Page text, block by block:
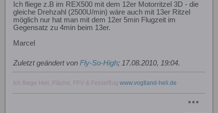
Ich fliege z.B im REX500 mit dem 12er Motorritzel 3D - die
gleiche Drehzahl (2500U/min) wäre auch mit 13er Ritzel
möglich nur hat man mit dem 12er 5min Flugzeit im
Gegensatz zu 4min beim 13er.
Marcel
Zuletzt geändert von Fly-So-High; 17.08.2010, 19:04.
Ich fliege Heli, Fläche, FPV & Fesselflug www.vogtland-heli.de